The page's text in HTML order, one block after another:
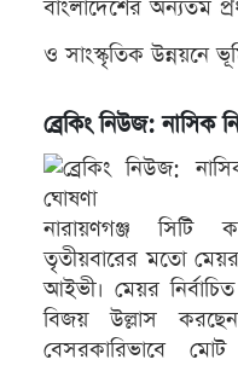
বাংলাদেশের অন্যতম
ও সাংস্কৃতিক উন্নয়নে
ব্রেকিং নিউজ: নাসিক
নারায়ণগঞ্জ সিটি
তৃতীয়বারের মতো মেয়র
আইভী। মেয়র
বিজয় উল্লাস করছেন
বেসরকারিভাবে